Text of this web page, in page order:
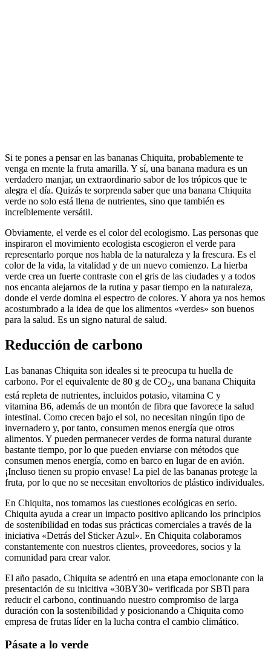
Si te pones a pensar en las bananas Chiquita, probablemente te
venga en mente la fruta amarilla. Y sí, una banana madura es un
verdadero manjar, un extraordinario sabor de los trópicos que te
alegra el día. Quizás te sorprenda saber que una banana Chiquita
verde no solo está llena de nutrientes, sino que también es
increíblemente versátil.
Obviamente, el verde es el color del ecologismo. Las personas que
inspiraron el movimiento ecologista escogieron el verde para
representarlo porque nos habla de la naturaleza y la frescura. Es el
color de la vida, la vitalidad y de un nuevo comienzo. La hierba
verde crea un fuerte contraste con el gris de las ciudades y a todos
nos encanta alejarnos de la rutina y pasar tiempo en la naturaleza,
donde el verde domina el espectro de colores. Y ahora ya nos hemos
acostumbrado a la idea de que los alimentos «verdes» son buenos
para la salud. Es un signo natural de salud.
Reducción de carbono
Las bananas Chiquita son ideales si te preocupa tu huella de
carbono. Por el equivalente de 80 g de CO2, una banana Chiquita
está repleta de nutrientes, incluidos potasio, vitamina C y
vitamina B6, además de un montón de fibra que favorece la salud
intestinal. Como crecen bajo el sol, no necesitan ningún tipo de
invernadero y, por tanto, consumen menos energía que otros
alimentos. Y pueden permanecer verdes de forma natural durante
bastante tiempo, por lo que pueden enviarse con métodos que
consumen menos energía, como en barco en lugar de en avión.
¡Incluso tienen su propio envase! La piel de las bananas protege la
fruta, por lo que no se necesitan envoltorios de plástico individuales.
En Chiquita, nos tomamos las cuestiones ecológicas en serio.
Chiquita ayuda a crear un impacto positivo aplicando los principios
de sostenibilidad en todas sus prácticas comerciales a través de la
iniciativa «Detrás del Sticker Azul». En Chiquita colaboramos
constantemente con nuestros clientes, proveedores, socios y la
comunidad para crear valor.
El año pasado, Chiquita se adentró en una etapa emocionante con la
presentación de su inicitiva «30BY30» verificada por SBTi para
reducir el carbono, continuando nuestro compromiso de larga
duración con la sostenibilidad y posicionando a Chiquita como
empresa de frutas líder en la lucha contra el cambio climático.
Pásate a lo verde